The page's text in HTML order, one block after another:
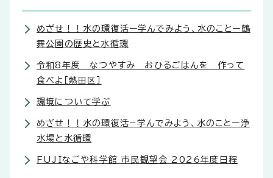
めざせ！！水の環復活ー学んでみよう、水のことー鶴
舞公園の歴史と水循環
令和8年度 なつやすみ おひるごはんを 作って
食べよ［熱田区］
環境について学ぶ
めざせ！！水の環復活−学んでみよう、水のことー浄
水場と水循環
FUJIなごや科学館 市民観望会 2026年度日程